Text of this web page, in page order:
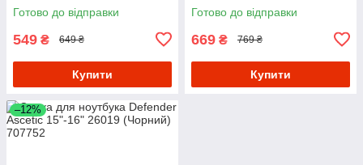
Готово до відправки
549 ₴ 649 ₴
Купити
Готово до відправки
669 ₴ 769 ₴
Купити
–12%